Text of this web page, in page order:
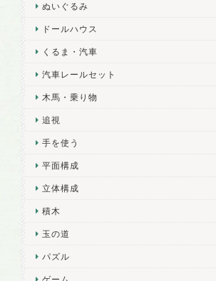
ぬいぐるみ
ドールハウス
くるま・汽車
汽車レールセット
木馬・乗り物
追視
手を使う
平面構成
立体構成
積木
玉の道
パズル